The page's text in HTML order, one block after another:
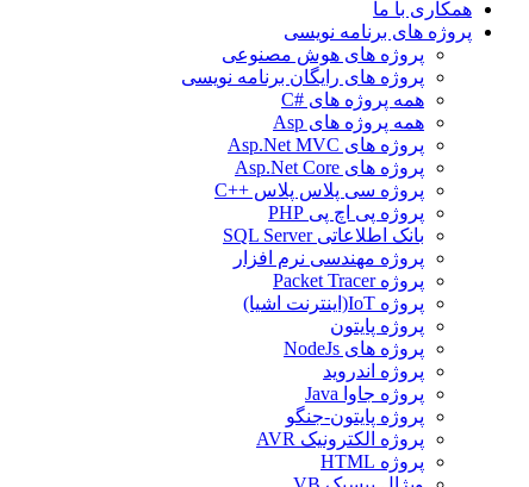
همکاری با ما
پروژه های برنامه نویسی
پروژه های هوش مصنوعی
پروژه های رایگان برنامه نویسی
همه پروژه های #C
همه پروژه های Asp
پروژه های Asp.Net MVC
پروژه های Asp.Net Core
پروژه سی پلاس پلاس ++C
پروژه پی اچ پی PHP
بانک اطلاعاتی SQL Server
پروژه مهندسی نرم افزار
پروژه Packet Tracer
پروژه IoT(اینترنت اشیا)
پروژه پایتون
پروژه های NodeJs
پروژه اندروید
پروژه جاوا Java
پروژه پایتون-جنگو
پروژه الکترونیک AVR
پروژه HTML